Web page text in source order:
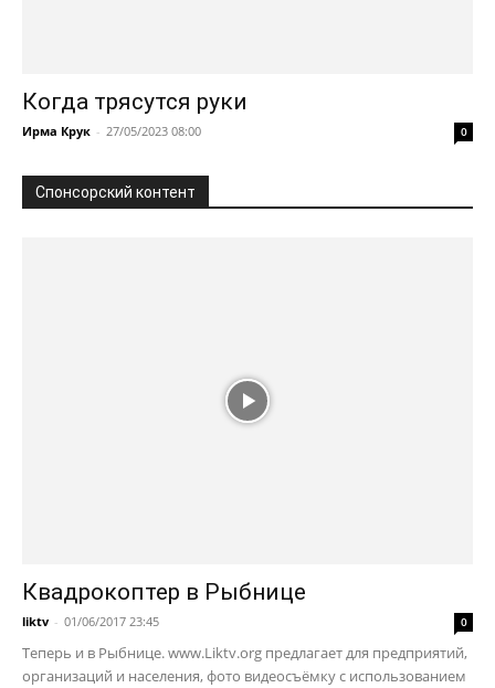
Когда трясутся руки
Ирма Крук - 27/05/2023 08:00 0
Спонсорский контент
Квадрокоптер в Рыбнице
liktv - 01/06/2017 23:45 0
Теперь и в Рыбнице. www.Liktv.org предлагает для предприятий,
организаций и населения, фото видеосъёмку с использованием